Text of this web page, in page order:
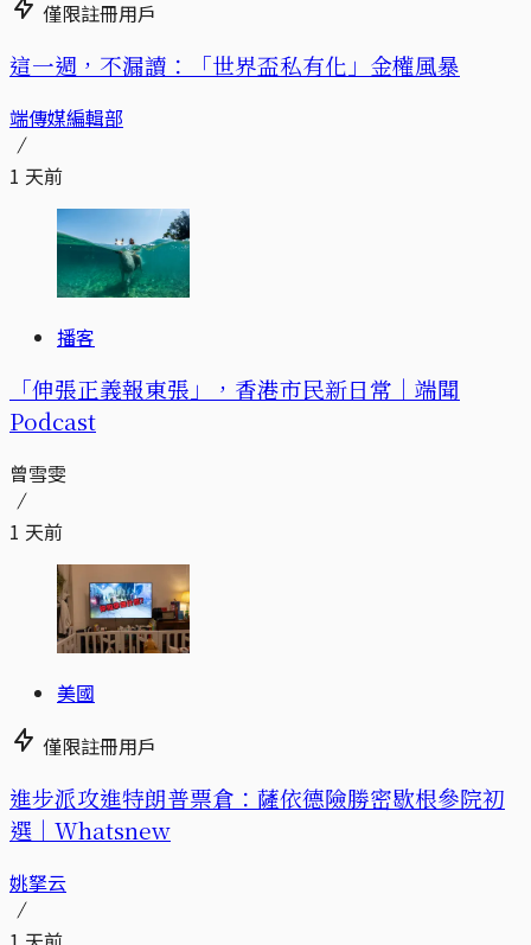
僅限註冊用戶
這一週，不漏讀：「世界盃私有化」金權風暴
端傳媒編輯部
1 天前
播客
「伸張正義報東張」，香港市民新日常｜端聞
Podcast
曾雪雯
1 天前
美國
僅限註冊用戶
進步派攻進特朗普票倉：薩依德險勝密歇根參院初
選｜Whatsnew
姚拏云